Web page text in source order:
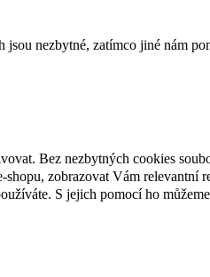
nezbytné, zatímco jiné nám
Bez nezbytných cookies
zobrazovat Vám relevantní
S jejich pomocí ho